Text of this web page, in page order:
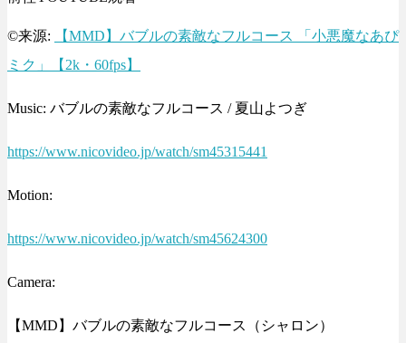
©来源:
【MMD】バブルの素敵なフルコース 「小悪魔なあぴ
ミク」【2k・60fps】
Music: バブルの素敵なフルコース / 夏山よつぎ
https://www.nicovideo.jp/watch/sm45315441
Motion:
https://www.nicovideo.jp/watch/sm45624300
Camera:
【MMD】バブルの素敵なフルコース（シャロン）